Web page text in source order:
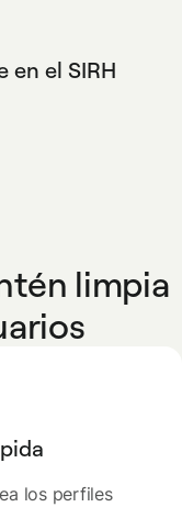
en el SIRH
limpia
los perfiles